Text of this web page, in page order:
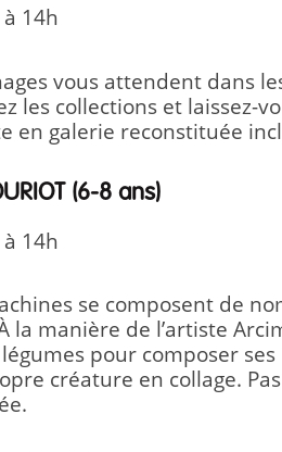
14h
vous attendent dans
les collections et laissez-
en galerie reconstituée
(6-8 ans)
14h
se composent de
la manière de l’artiste
pour composer ses
créature en collage.